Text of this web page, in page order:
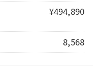
¥494,890
8,568